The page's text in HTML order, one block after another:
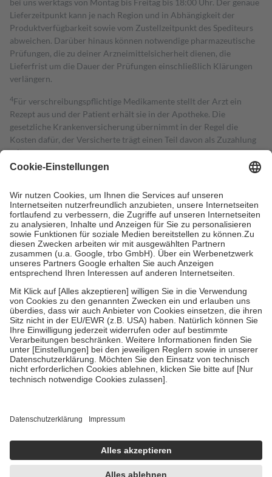
bei uns werktags von Montag bis Freitag bis 18:00 Uhr. Der genaue
Lieferzeitpunkt kann je nach Region und in Abhängigkeit der
Produktverfügbarkeit sowie vom Zustellzeitpunkt des Spediteurs
abweichen. Darüber hinaus können notwendige pharmazeutische
Prüfungen, die zu deiner Arzneimittelsicherheit dienen, die
Lieferfrist um die Dauer der Prüfungen einschließlich Klärungen
verlängern.
4Für verschreibungspflichtige Medikamente stellt der Arzt ein
Rezept aus und der Patient erhält sie in der Apotheke. Die
gesetzliche Krankenversicherung übernimmt in der Regel die
Kosten dafür, der Versicherte trägt einen Teil davon als Zuzahlung
mit.
Grundsätzlich leisten Mitglieder Zuzahlungen in Höhe von zehn
höchstens zehn Euro.
Es sind jedoch nie mehr als die tatsächlichen
Kosten der Leistung zu entrichten.
Diese Regeln gelten grundsätzlich auch für Online-Apotheken.
Bei Heilmitteln und häuslicher Krankenpflege beträgt die
Zuzahlung zehn Prozent der Kosten sowie zehn Euro je
Verordnung.
Um das Engagement der Versicherten für ihre eigene Gesundheit zu
stärken und die besondere Stellung der Familie zu unterstützen,
fallenkeine Zuzahlungenan bei:
• Kindern und Jugendlichen bis zum vollendeten 18. Lebensjahr
mit Ausnahme der Fahrkosten
• Untersuchungen zur Vorsorge und Früherkennung, die von der
GKV getragen werden
• empfohlenen Schutzimpfungen
• Harn- und Blutteststreifen
getroffen, um sicherzustellen, dass es sich um echte Bewertungen
https://help.etrusted.com/hc/de/articles/4419944605341
Einige Bilder und Inhalte wurden unter Zuhilfenahme künstlicher